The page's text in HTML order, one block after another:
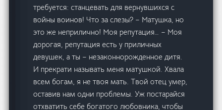
требуется: станцевать для вернувшихся с
войны воинов! Что за слезы? – Матушка, но
это же неприлично! Моя репутация… – Моя
дорогая, репутация есть у приличных
девушек, а ты – незаконнорожденное дитя.
И прекрати называть меня матушкой. Хвала
всем богам, я не твоя мать. Твой отец умер,
оставив нам одни проблемы. Уж постарайся
отхватить себе богатого любовника, чтобы